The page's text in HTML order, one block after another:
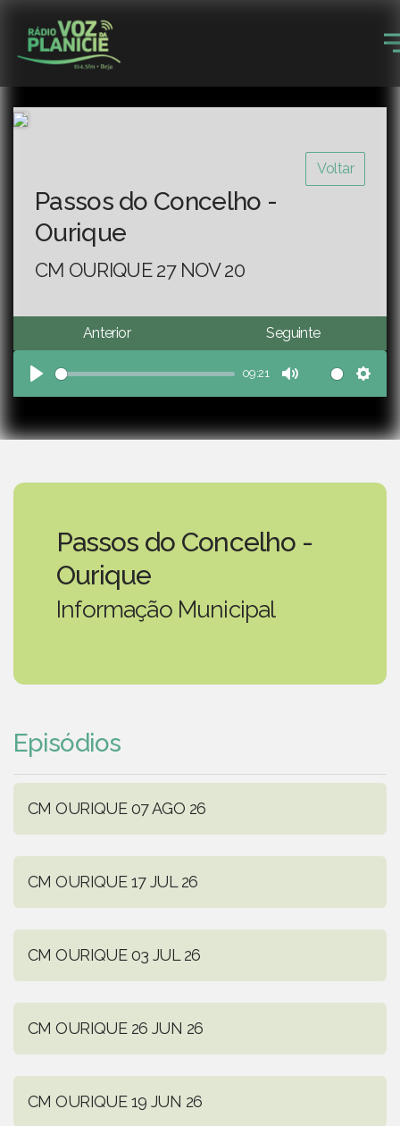
Voltar
Passos do Concelho -
Ourique
CM OURIQUE 27 NOV 20
Anterior Seguinte
Play
09:21
Mute
Passos do Concelho -
Ourique
Informação Municipal
Episódios
CM OURIQUE 07 AGO 26
CM OURIQUE 17 JUL 26
CM OURIQUE 03 JUL 26
CM OURIQUE 26 JUN 26
CM OURIQUE 19 JUN 26